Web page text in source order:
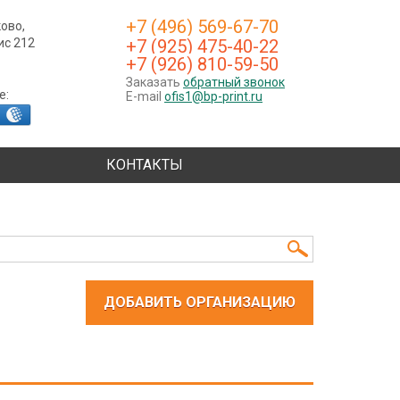
+7 (496) 569-67-70
+7 (925) 475-40-22
+7 (926) 810-59-50
Заказать обратный звонок
E-mail ofis1@bp-print.ru
212
КОНТАКТЫ
ДОБАВИТЬ ОРГАНИЗАЦИЮ